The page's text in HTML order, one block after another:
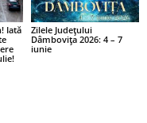
Iată
Zilele Județului
Dâmbovița 2026: 4 – 7
iunie